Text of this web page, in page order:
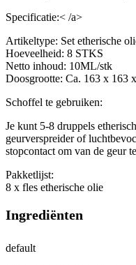
Specificatie:< /a>
Artikeltype: Set etherische
Hoeveelheid: 8 STKS
Netto inhoud: 10ML/stk
Doosgrootte: Ca. 163 x 163
Schoffel te gebruiken:
Je kunt 5-8 druppels
geurverspreider of
stopcontact om van de geur
Pakketlijst:
8 x fles etherische olie
Ingrediënten
default